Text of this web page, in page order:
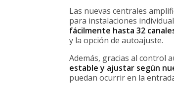
Las nuevas centrales
para instalaciones
fácilmente hasta 32
y la opción de autoajuste.
Además, gracias al control
estable y ajustar según
puedan ocurrir en la